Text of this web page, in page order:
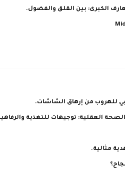
الكبرى: بين القلق والفضول.
للهروب من إرهاق الشاشات.
العقلية: توجيهات للتغذية
مثالية.